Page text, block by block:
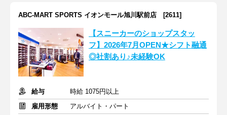
ABC-MART SPORTS イオンモール旭川駅前店 [2611]
【スニーカーのショップスタッ
フ】2026年7月OPEN★シフト融通
◎社割あり♪未経験OK
給与
時給 1075円以上
雇用形態
アルバイト・パート